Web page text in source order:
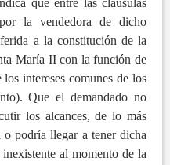
que entre las cláusulas
por la vendedora de dicho
a la constitución de la
María II con la función de
intereses comunes de los
Que el demandado no
los alcances, de lo más
podría llegar a tener dicha
al momento de la